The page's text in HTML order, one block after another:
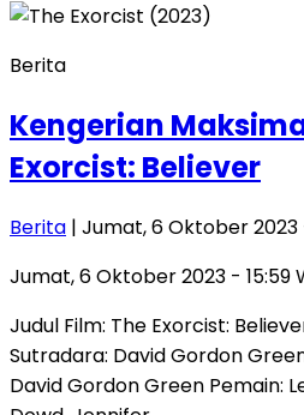
Berita
Kengerian
Exorcist: Believer
Berita | Jumat, 6 Oktober 2023
Jumat, 6 Oktober 2023 - 15:59
Judul Film: The Exorcist:
Sutradara: David Gordon
David Gordon Green Pemain: